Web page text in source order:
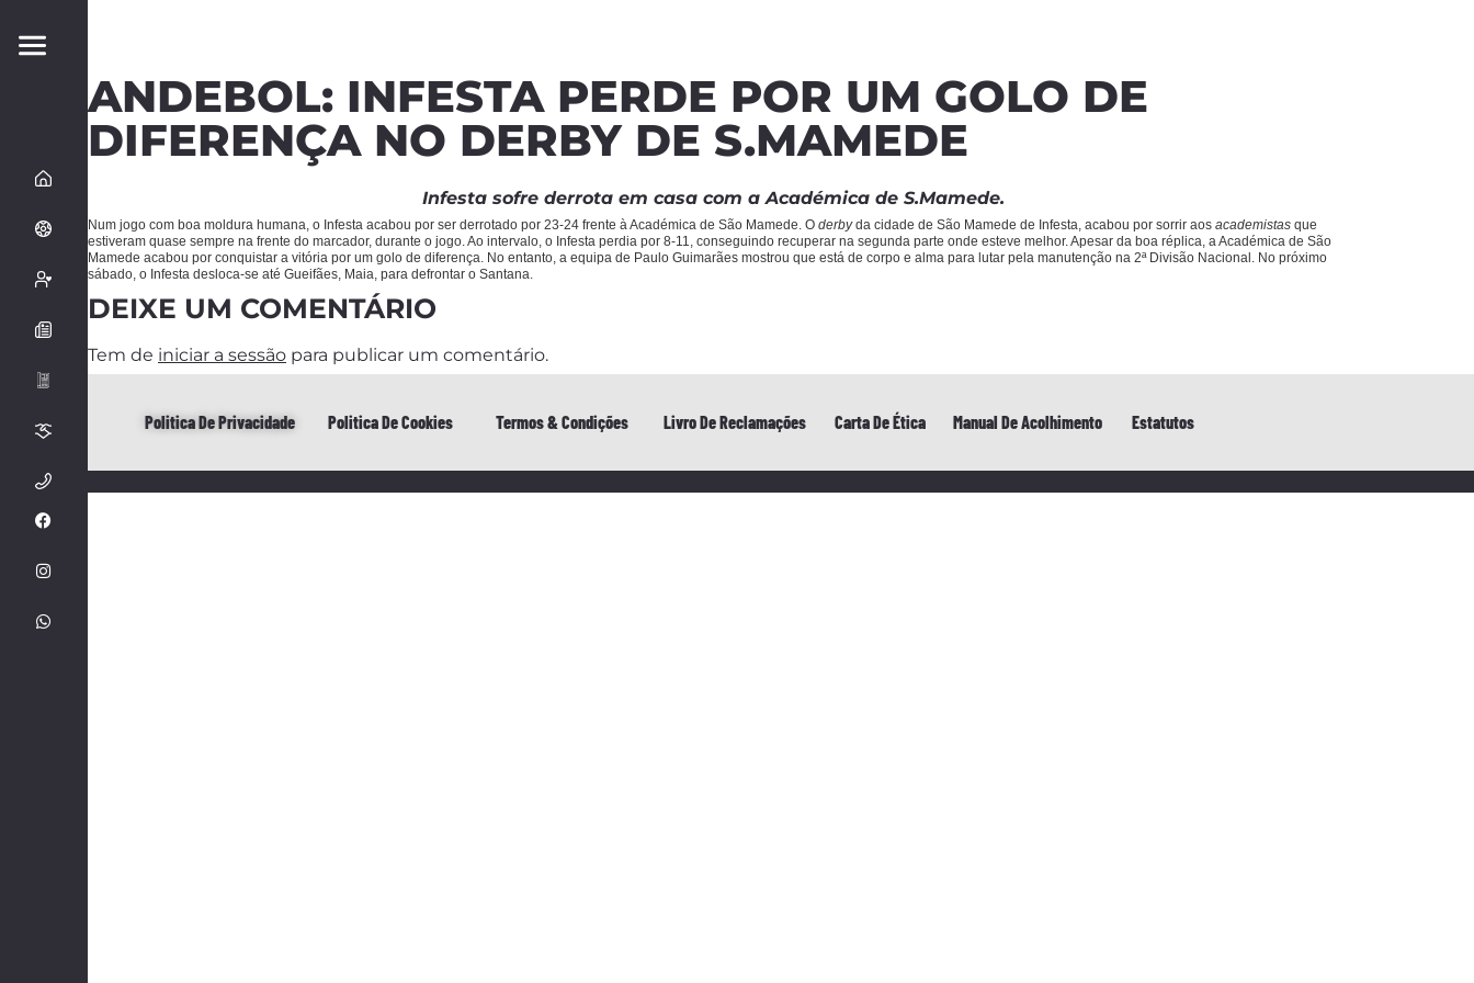
ANDEBOL: INFESTA PERDE POR UM GOLO DE
DIFERENÇA NO DERBY DE S.MAMEDE
Infesta sofre derrota em casa com a Académica de S.Mamede.
Num jogo com boa moldura humana, o Infesta acabou por ser derrotado por 23-24 frente à Académica de São Mamede. O derby da cidade de São Mamede de Infesta, acabou por sorrir aos academistas que
estiveram quase sempre na frente do marcador, durante o jogo. Ao intervalo, o Infesta perdia por 8-11, conseguindo recuperar na segunda parte onde esteve melhor. Apesar da boa réplica, a Académica de São
Mamede acabou por conquistar a vitória por um golo de diferença. No entanto, a equipa de Paulo Guimarães mostrou que está de corpo e alma para lutar pela manutenção na 2ª Divisão Nacional. No próximo
sábado, o Infesta desloca-se até Gueifães, Maia, para defrontar o Santana.
DEIXE UM COMENTÁRIO
Tem de iniciar a sessão para publicar um comentário.
Politica De Privacidade Politica De Cookies Termos & Condições Livro De Reclamações Carta De Ética Manual De Acolhimento Estatutos